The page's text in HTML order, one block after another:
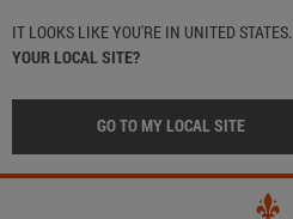
IT LOOKS LIKE YOU'RE IN UNITED STATES.
YOUR LOCAL SITE?
GO TO MY LOCAL SITE